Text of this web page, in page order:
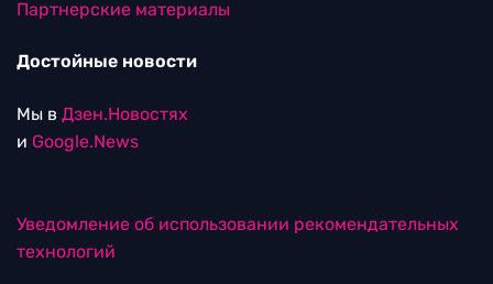
Партнерские материалы
Достойные новости
Мы в Дзен.Новостях
и Google.News
Уведомление об использовании рекомендательных
технологий